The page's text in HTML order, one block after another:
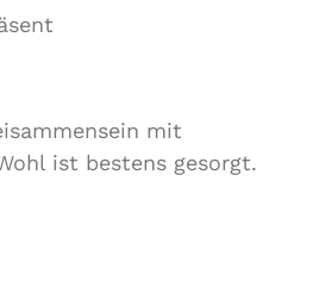
mit
ist bestens gesorgt.